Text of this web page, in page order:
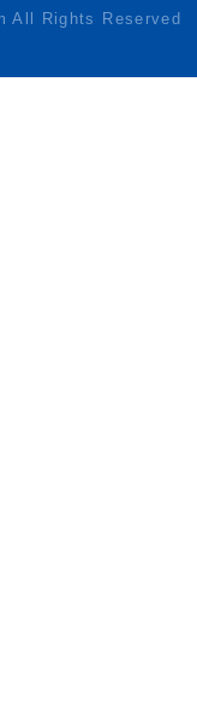
All Rights Reserved